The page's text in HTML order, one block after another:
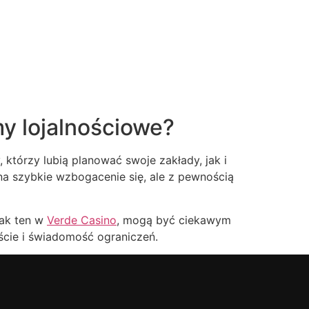
lojalnościowe?
lubią planować swoje zakłady, jak i
szybkie wzbogacenie się, ale z pewnością
ten w Verde Casino, mogą być ciekawym
i świadomość ograniczeń.